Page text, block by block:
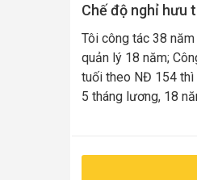
Chế độ nghỉ hưu
Tôi công tác 38
quản lý 18 năm;
tuối theo NĐ 154
5 tháng lương, 18